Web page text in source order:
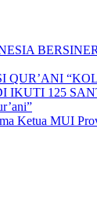
QUR’ANI
125
Ketua MUI